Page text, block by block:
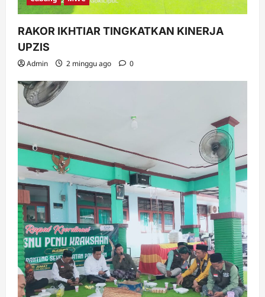
RAKOR IKHTIAR TINGKATKAN KINERJA
UPZIS
Admin 2 minggu ago 0